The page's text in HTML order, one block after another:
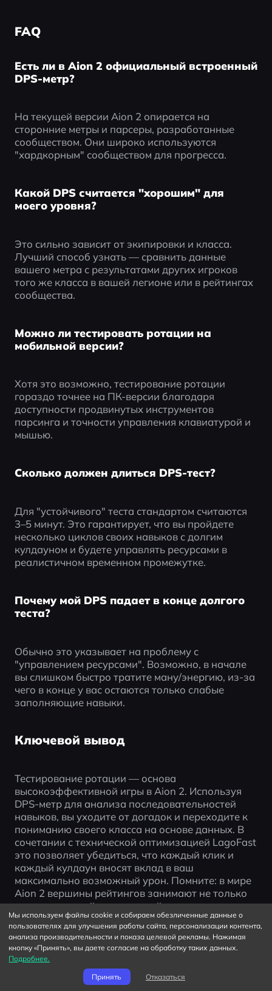
FAQ
Есть ли в Aion 2 официальный встроенный
DPS-метр?
На текущей версии Aion 2 опирается на
сторонние метры и парсеры, разработанные
сообществом. Они широко используются
"хардкорным" сообществом для прогресса.
Какой DPS считается "хорошим" для
моего уровня?
Это сильно зависит от экипировки и класса.
Лучший способ узнать — сравнить данные
вашего метра с результатами других игроков
того же класса в вашей легионе или в рейтингах
сообщества.
Можно ли тестировать ротации на
мобильной версии?
Хотя это возможно, тестирование ротации
гораздо точнее на ПК-версии благодаря
доступности продвинутых инструментов
парсинга и точности управления клавиатурой и
мышью.
Сколько должен длиться DPS-тест?
Для "устойчивого" теста стандартом считаются
3–5 минут. Это гарантирует, что вы пройдете
несколько циклов своих навыков с долгим
кулдауном и будете управлять ресурсами в
реалистичном временном промежутке.
Почему мой DPS падает в конце долгого
теста?
Обычно это указывает на проблему с
"управлением ресурсами". Возможно, в начале
вы слишком быстро тратите ману/энергию, из-за
чего в конце у вас остаются только слабые
заполняющие навыки.
Ключевой вывод
Тестирование ротации — основа
высокоэффективной игры в Aion 2. Используя
DPS-метр для анализа последовательностей
навыков, вы уходите от догадок и переходите к
пониманию своего класса на основе данных. В
сочетании с технической оптимизацией LagoFast
это позволяет убедиться, что каждый клик и
каждый кулдаун вносят вклад в ваш
максимально возможный урон. Помните: в мире
Aion 2 вершины рейтингов занимают не только
игроки с лучшей экипировкой — это те, кто
провел время у манекена, доводя до
совершенства каждую миллисекунду своей
ротации.
Мы используем файлы cookie и собираем обезличенные данные о
пользователях для улучшения работы сайта, персонализации контента,
анализа производительности и показа целевой рекламы. Нажимая
кнопку «Принять», вы даете согласие на обработку таких данных.
Подробнее.
Принять
Отказаться